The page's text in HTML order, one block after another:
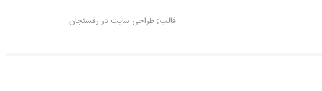
قالب: طراحی سایت در رفسنجان